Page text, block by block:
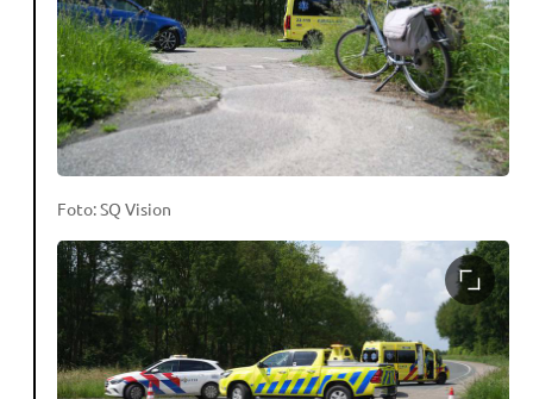
Foto: SQ Vision